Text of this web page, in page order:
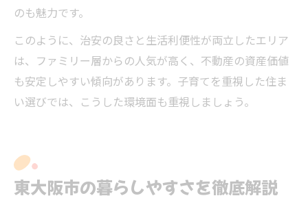
のも魅力です。
このように、治安の良さと生活利便性が両立したエリア
は、ファミリー層からの人気が高く、不動産の資産価値
も安定しやすい傾向があります。子育てを重視した住ま
い選びでは、こうした環境面も重視しましょう。
東大阪市の暮らしやすさを徹底解説